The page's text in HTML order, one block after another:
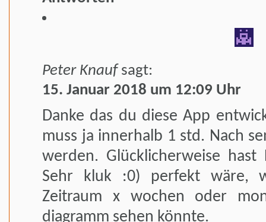
Peter Knauf sagt:
15. Januar 2018 um 12:09 Uhr
Danke das du diese App
muss ja innerhalb 1 std. Nach
werden. Glücklicherweise
Sehr kluk :0) perfekt wäre,
Zeitraum x wochen oder
diagramm sehen könnte.